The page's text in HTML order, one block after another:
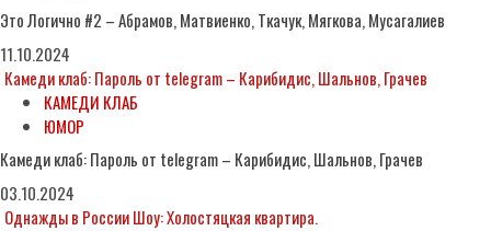
Это Логично #2 – Абрамов, Матвиенко, Ткачук, Мягкова, Мусагалиев
11.10.2024
Камеди клаб: Пароль от telegram – Карибидис, Шальнов, Грачев
КАМЕДИ КЛАБ
ЮМОР
Камеди клаб: Пароль от telegram – Карибидис, Шальнов, Грачев
03.10.2024
Однажды в России Шоу: Холостяцкая квартира.